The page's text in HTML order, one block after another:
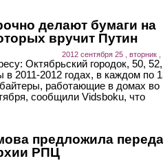
делают бумаги на
вручит Путин
2012 сентября 25 , вторник ,
Октябрьский городок, 50, 52,
в 2011-2012 годах, в каждом по
работающие в домах во
сообщили Vidsboku, что
предложила
РПЦ